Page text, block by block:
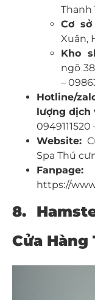
Thanh
Cơ
Xuân,
Kho
ngõ
–
Hotline/
lượng dịch
Website:
Spa Thú
Fanpage:
https://
8.
Cửa Hàng